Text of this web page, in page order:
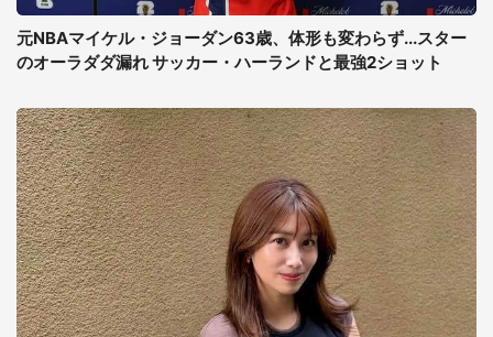
元NBAマイケル・ジョーダン63歳、体形も変わらず...スター
のオーラダダ漏れ サッカー・ハーランドと最強2ショット